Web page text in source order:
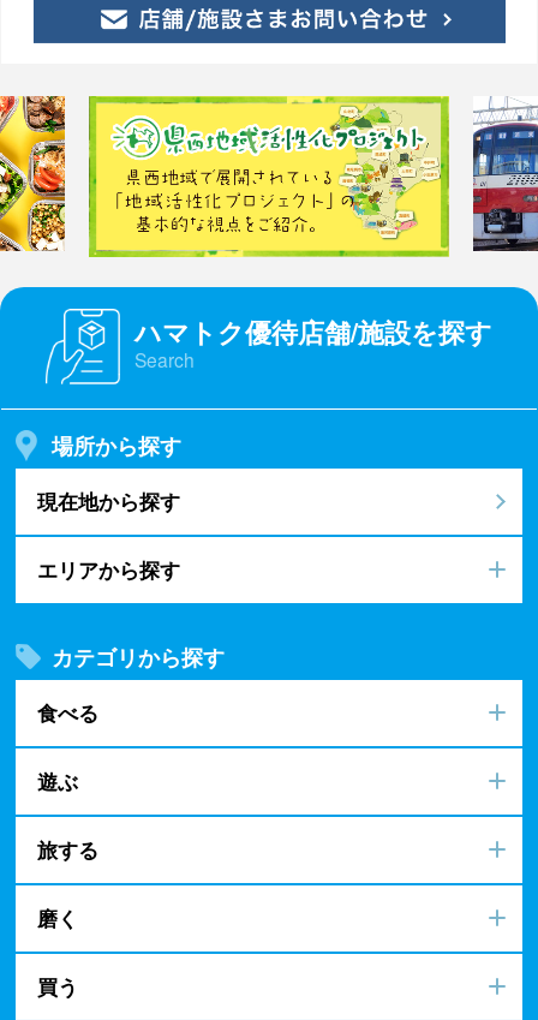
ハマトク優待店舗/施設を探す
Search
場所から探す
現在地から探す
エリアから探す
カテゴリから探す
食べる
遊ぶ
旅する
磨く
買う